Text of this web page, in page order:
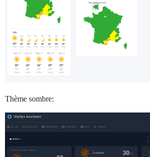
Thème sombre: